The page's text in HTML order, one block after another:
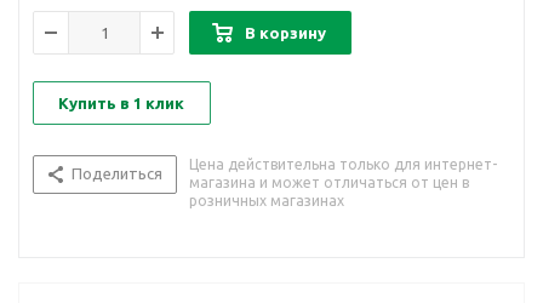
В корзину
Купить в 1 клик
Поделиться
Цена действительна только для интернет-
магазина и может отличаться от цен в
розничных магазинах